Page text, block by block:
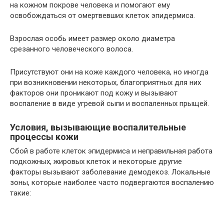
на кожном покрове человека и помогают ему
освобождаться от омертвевших клеток эпидермиса.
Взрослая особь имеет размер около диаметра
срезанного человеческого волоса.
Присутствуют они на коже каждого человека, но иногда
при возникновении некоторых, благоприятных для них
факторов они проникают под кожу и вызывают
воспаление в виде угревой сыпи и воспаленных прыщей.
Условия, вызывающие воспалительные
процессы кожи
Сбой в работе клеток эпидермиса и неправильная работа
подкожных, жировых клеток и некоторые другие
факторы вызывают заболевание демодекоз. Локальные
зоны, которые наиболее часто подвергаются воспалению
такие: